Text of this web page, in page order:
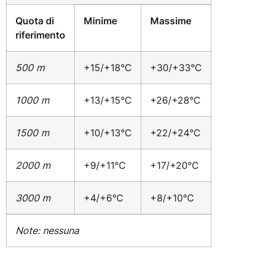
Quota di
riferimento
Minime Massime
500 m +15/+18°C +30/+33°C
1000 m +13/+15°C +26/+28°C
1500 m +10/+13°C +22/+24°C
2000 m +9/+11°C +17/+20°C
3000 m +4/+6°C +8/+10°C
Note: nessuna